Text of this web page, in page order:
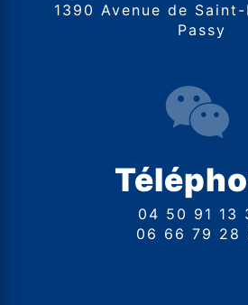
1390 Avenue de Saint-Martin74190
Passy
04 50 91 13
06 66 79 28